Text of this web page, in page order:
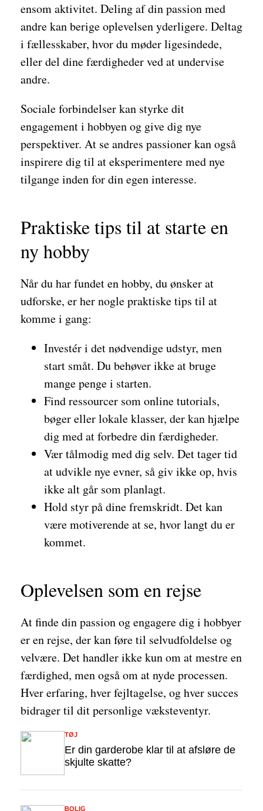
ensom aktivitet. Deling af din passion med
andre kan berige oplevelsen yderligere. Deltag
i fællesskaber, hvor du møder ligesindede,
eller del dine færdigheder ved at undervise
andre.
Sociale forbindelser kan styrke dit
engagement i hobbyen og give dig nye
perspektiver. At se andres passioner kan også
inspirere dig til at eksperimentere med nye
tilgange inden for din egen interesse.
Praktiske tips til at starte en
ny hobby
Når du har fundet en hobby, du ønsker at
udforske, er her nogle praktiske tips til at
komme i gang:
Investér i det nødvendige udstyr, men
start småt. Du behøver ikke at bruge
mange penge i starten.
Find ressourcer som online tutorials,
bøger eller lokale klasser, der kan hjælpe
dig med at forbedre din færdigheder.
Vær tålmodig med dig selv. Det tager tid
at udvikle nye evner, så giv ikke op, hvis
ikke alt går som planlagt.
Hold styr på dine fremskridt. Det kan
være motiverende at se, hvor langt du er
kommet.
Oplevelsen som en rejse
At finde din passion og engagere dig i hobbyer
er en rejse, der kan føre til selvudfoldelse og
velvære. Det handler ikke kun om at mestre en
færdighed, men også om at nyde processen.
Hver erfaring, hver fejltagelse, og hver succes
bidrager til dit personlige væksteventyr.
Er din garderobe klar til at afsløre de
skjulte skatte?
TØJ
BOLIG